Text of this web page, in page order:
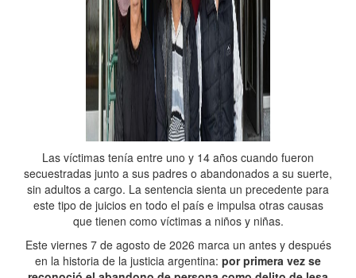
Las víctimas tenía entre uno y 14 años cuando fueron
secuestradas junto a sus padres o abandonados a su suerte,
sin adultos a cargo. La sentencia sienta un precedente para
este tipo de juicios en todo el país e impulsa otras causas
que tienen como víctimas a niños y niñas.
Este viernes 7 de agosto de 2026 marca un antes y después
en la historia de la justicia argentina: por primera vez se